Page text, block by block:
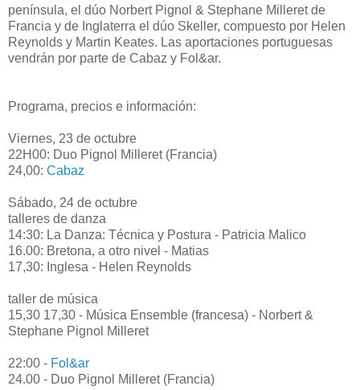
península, el dúo Norbert Pignol & Stephane Milleret de
Francia y de Inglaterra el dúo Skeller, compuesto por Helen
Reynolds y Martin Keates. Las aportaciones portuguesas
vendrán por parte de Cabaz y Fol&ar.
Programa, precios e información:
Viernes, 23 de octubre
22H00: Duo Pignol Milleret (Francia)
24,00: Cabaz
Sábado, 24 de octubre
talleres de danza
14:30: La Danza: Técnica y Postura - Patricia Malico
16.00: Bretona, a otro nivel - Matias
17,30: Inglesa - Helen Reynolds
taller de música
15,30 17,30 - Música Ensemble (francesa) - Norbert &
Stephane Pignol Milleret
22:00 - Fol&ar
24.00 - Duo Pignol Milleret (Francia)